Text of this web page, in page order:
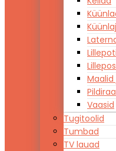
Maalid
Vaasid
Tugitoolid
Tumbad
TV lauad